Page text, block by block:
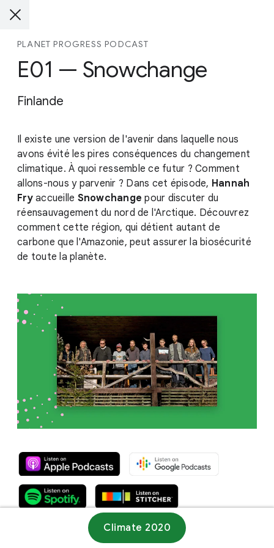
PLANET PROGRESS PODCAST
E01 — Snowchange
Finlande
Il existe une version de l'avenir dans laquelle nous
avons évité les pires conséquences du changement
climatique. À quoi ressemble ce futur ? Comment
allons-nous y parvenir ? Dans cet épisode, Hannah
Fryaccueille Snowchange pour discuter du
réensauvagement du nord de l'Arctique. Découvrez
comment cette région, qui détient autant de
carbone que l'Amazonie, peut assurer la biosécurité
de toute la planète.
Climate 2020